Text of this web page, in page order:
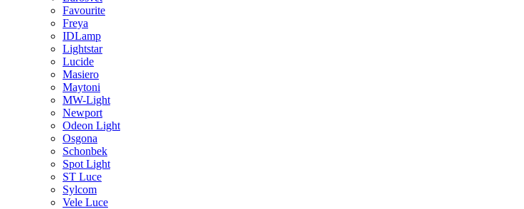
Favourite
Freya
IDLamp
Lightstar
Lucide
Masiero
Maytoni
MW-Light
Newport
Odeon Light
Osgona
Schonbek
Spot Light
ST Luce
Sylcom
Vele Luce